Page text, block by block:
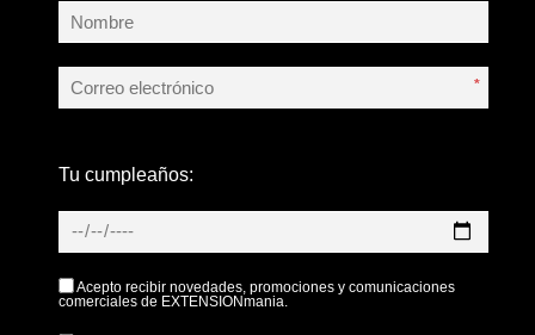
*
Tu cumpleaños:
Acepto recibir novedades, promociones y comunicaciones
comerciales de EXTENSIONmania.